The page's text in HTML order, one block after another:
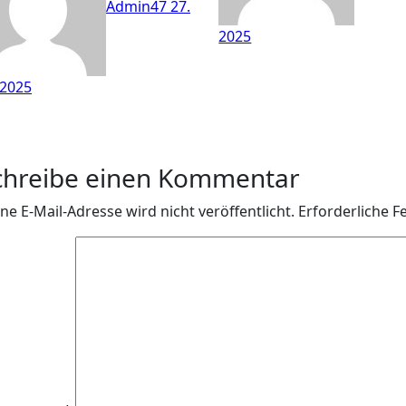
Admin4727.
2025
einen Kommentar
E-Mail-Adresse wird nicht veröffentlicht. Erforderliche